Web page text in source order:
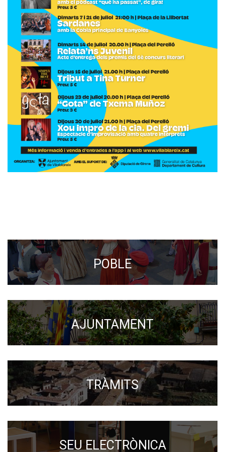
POBLE
AJUNTAMENT
TRÀMITS
SEU ELECTRÒNICA